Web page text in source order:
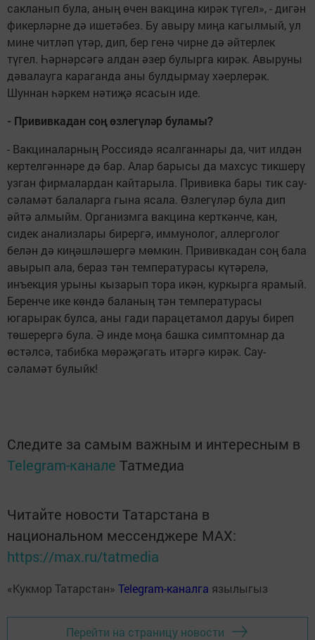
сакланып була, аның өчен вакцина кирәк түгел», - дигән
фикерләрне дә ишетәбез. Бу авыру миңа кагылмый, ул
мине читләп үтәр, дип, бер генә чирне дә әйтерлек
түгел. Һәрнәрсәгә алдан әзер булырга кирәк. Авыруны
дәвалауга караганда аны булдырмау хәерлерәк.
Шуннан һәркем нәтиҗә ясасын иде.
- Прививкадан соң өзлегүләр буламы?
- Вакциналарның Россиядә ясалганнары да, чит илдән
кертелгәннәре дә бар. Алар барысы да махсус тикшерү
узган фирмалардан кайтарыла. Прививка бары тик сау-
сәламәт балаларга гына ясала. Өзлегүләр була дип
әйтә алмыйм. Организмга вакцина керткәнче, кан,
сидек анализлары бирергә, иммунолог, аллерголог
белән дә киңәшләшергә мөмкин. Прививкадан соң бала
авырып ала, бераз тән температурасы күтәрелә,
инъекция урыны кызарып тора икән, куркырга ярамый.
Беренче ике көндә баланың тән температурасы
югарырак булса, аны гади парацетамол даруы биреп
төшерергә була. Ә инде моңа башка симптомнар да
өстәлсә, табибка мөрәҗәгать итәргә кирәк. Сау-
сәламәт булыйк!
Следите за самым важным и интересным в
Telegram-канале Татмедиа
Читайте новости Татарстана в
национальном мессенджере MАХ:
https://max.ru/tatmedia
«Кукмор Татарстан» Telegram-каналга язылыгыз
Перейти на страницу новости